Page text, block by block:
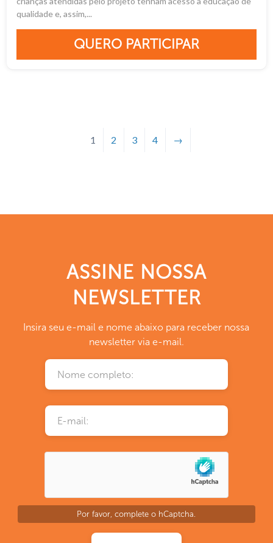
qualidade e, assim,...
QUERO PARTICIPAR
1 2 3 4 →
ASSINE NOSSA
NEWSLETTER
Insira seu e-mail e nome abaixo para receber nossa
newsletter via e-mail.
Por favor, complete o hCaptcha.